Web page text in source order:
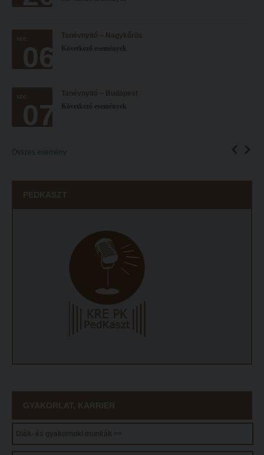
Díszoklevél igénylés
sze.
06
Tanévnyitó – Nagykőrös
Következő események
sze.
07
Tanévnyitó – Budapest
Következő események
Összes esemény
PEDKASZT
GYAKORLAT, KARRIER
Diák- és gyakornoki munkák >>